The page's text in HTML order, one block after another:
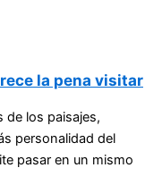
la pena visitar
de los paisajes,
personalidad del
pasar en un mismo